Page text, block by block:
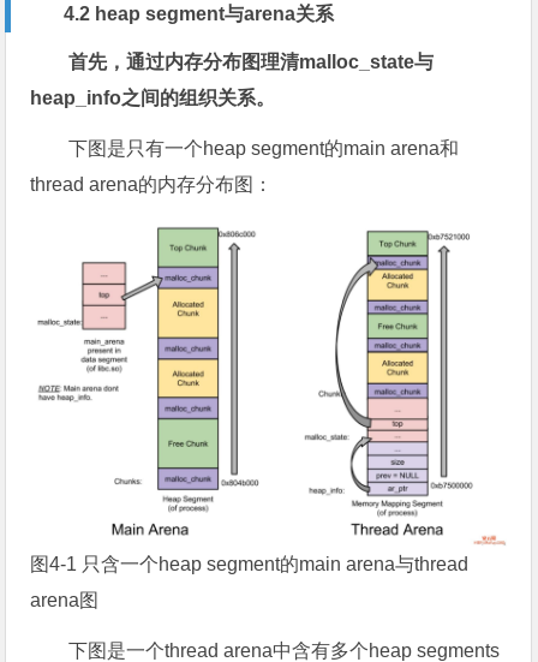
4.2 heap segment与arena关系
首先，通过内存分布图理清malloc_state与
heap_info之间的组织关系。
下图是只有一个heap segment的main arena和
thread arena的内存分布图：
图4-1 只含一个heap segment的main arena与thread
arena图
下图是一个thread arena中含有多个heap segments